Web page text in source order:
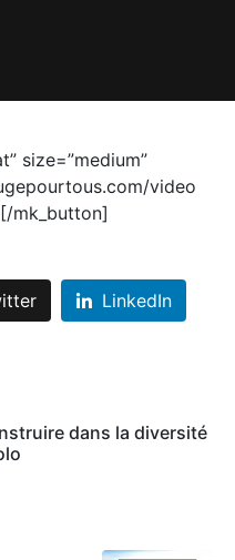
size=”medium”
video
mk_button]
LinkedIn
dans la diversité